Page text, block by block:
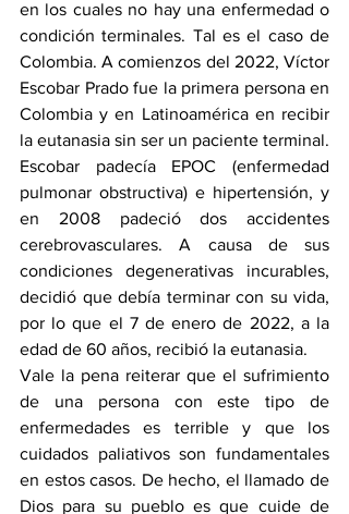
en los cuales no hay una enfermedad o
condición terminales. Tal es el caso de
Colombia. A comienzos del 2022, Víctor
Escobar Prado fue la primera persona en
Colombia y en Latinoamérica en recibir
la eutanasia sin ser un paciente terminal.
Escobar padecía EPOC (enfermedad
pulmonar obstructiva) e hipertensión, y
en 2008 padeció dos accidentes
cerebrovasculares. A causa de sus
condiciones degenerativas incurables,
decidió que debía terminar con su vida,
por lo que el 7 de enero de 2022, a la
edad de 60 años, recibió la eutanasia.
Vale la pena reiterar que el sufrimiento
de una persona con este tipo de
enfermedades es terrible y que los
cuidados paliativos son fundamentales
en estos casos. De hecho, el llamado de
Dios para su pueblo es que cuide de